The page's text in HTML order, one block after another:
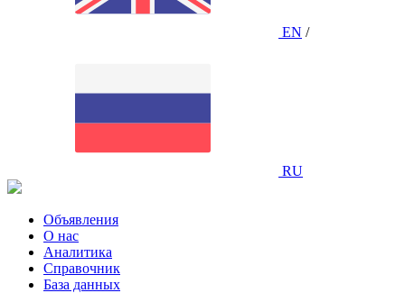
EN /
RU
Объявления
О нас
Аналитика
Справочник
База данных